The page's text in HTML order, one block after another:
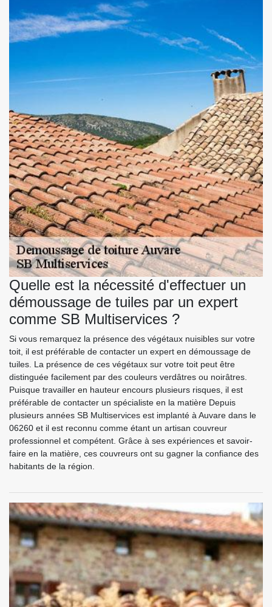
Quelle est la nécessité d'effectuer un
démoussage de tuiles par un expert
comme SB Multiservices ?
Si vous remarquez la présence des végétaux nuisibles sur votre
toit, il est préférable de contacter un expert en démoussage de
tuiles. La présence de ces végétaux sur votre toit peut être
distinguée facilement par des couleurs verdâtres ou noirâtres.
Puisque travailler en hauteur encours plusieurs risques, il est
préférable de contacter un spécialiste en la matière Depuis
plusieurs années SB Multiservices est implanté à Auvare dans le
06260 et il est reconnu comme étant un artisan couvreur
professionnel et compétent. Grâce à ses expériences et savoir-
faire en la matière, ces couvreurs ont su gagner la confiance des
habitants de la région.